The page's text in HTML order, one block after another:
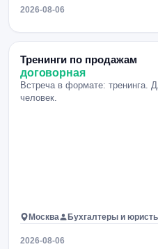
2026-08-06
Тренинги по продажам
договорная
Встреча в формате: тренинга.
человек.
Москва Бухгалтеры и
2026-08-06